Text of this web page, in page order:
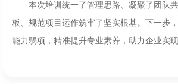
本次培训统一了管理思路、凝聚了团队共
板、规范项目运作筑牢了坚实根基。下一步
能力弱项，精准提升专业素养，助力企业实现